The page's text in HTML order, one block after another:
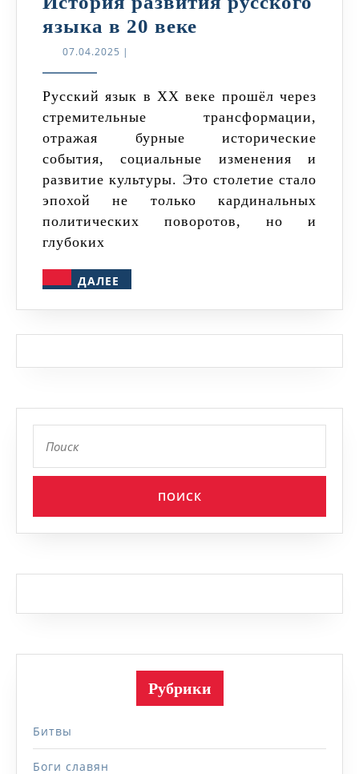
языка в 20 веке
языка
в
веке
07.04.2025 07.04.2025
|
Русский язык в XX веке прошёл через
стремительные трансформации,
отражая бурные исторические
события, социальные изменения и
развитие культуры. Это столетие стало
эпохой не только кардинальных
политических поворотов, но и
глубоких
ДАЛЕЕ
Рубрики
Битвы
Боги славян